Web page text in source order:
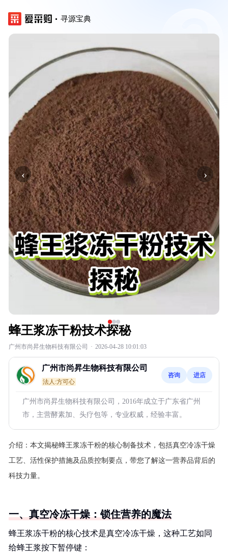
寻源宝典
‹ ›
蜂王浆冻干粉技术探秘
广州市尚昇生物科技有限公司 · 2026-04-28 10:01:03
广州市尚昇生物科技有限公司
法人:方可心
咨询 进店
广州市尚昇生物科技有限公司，2016年成立于广东省广州
市，主营酵素加、头疗包等，专业权威，经验丰富。
介绍： 本文揭秘蜂王浆冻干粉的核心制备技术，包括真空冷冻干燥
工艺、活性保护措施及品质控制要点，带您了解这一营养品背后的
科技力量。
一、真空冷冻干燥：锁住营养的魔法
蜂王浆冻干粉的核心技术是真空冷冻干燥，这种工艺如同
给蜂王浆按下暂停键：